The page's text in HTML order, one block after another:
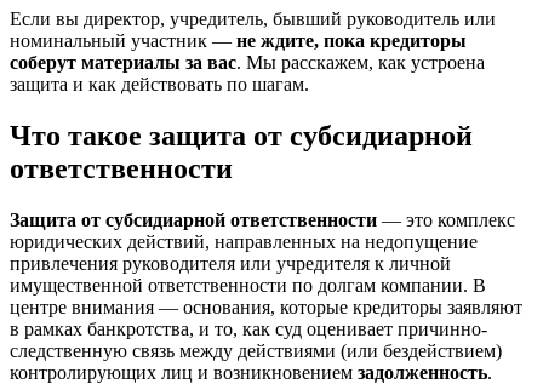
Если вы директор, учредитель, бывший руководитель или
номинальный участник — не ждите, пока кредиторы
соберут материалы за вас. Мы расскажем, как устроена
защита и как действовать по шагам.
Что такое защита от субсидиарной
ответственности
Защита от субсидиарной ответственности — это комплекс
юридических действий, направленных на недопущение
привлечения руководителя или учредителя к личной
имущественной ответственности по долгам компании. В
центре внимания — основания, которые кредиторы заявляют
в рамках банкротства, и то, как суд оценивает причинно-
следственную связь между действиями (или бездействием)
контролирующих лиц и возникновением задолженность.